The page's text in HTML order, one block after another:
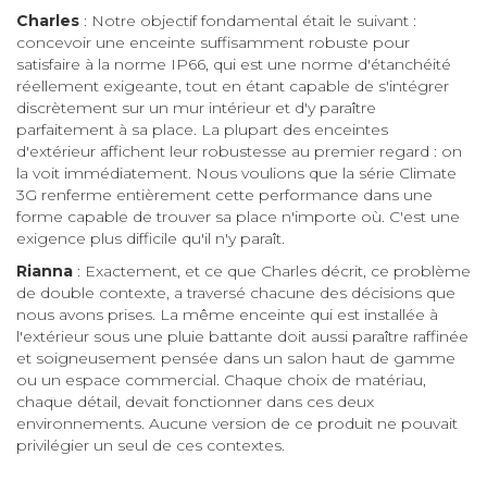
Charles : Notre objectif fondamental était le suivant :
concevoir une enceinte suffisamment robuste pour
satisfaire à la norme IP66, qui est une norme d'étanchéité
réellement exigeante, tout en étant capable de s'intégrer
discrètement sur un mur intérieur et d'y paraître
parfaitement à sa place. La plupart des enceintes
d'extérieur affichent leur robustesse au premier regard : on
la voit immédiatement. Nous voulions que la série Climate
3G renferme entièrement cette performance dans une
forme capable de trouver sa place n'importe où. C'est une
exigence plus difficile qu'il n'y paraît.
Rianna : Exactement, et ce que Charles décrit, ce problème
de double contexte, a traversé chacune des décisions que
nous avons prises. La même enceinte qui est installée à
l'extérieur sous une pluie battante doit aussi paraître raffinée
et soigneusement pensée dans un salon haut de gamme
ou un espace commercial. Chaque choix de matériau,
chaque détail, devait fonctionner dans ces deux
environnements. Aucune version de ce produit ne pouvait
privilégier un seul de ces contextes.